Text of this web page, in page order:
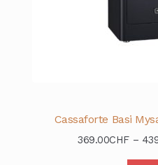
Cassaforte Basi
369.00CHF –